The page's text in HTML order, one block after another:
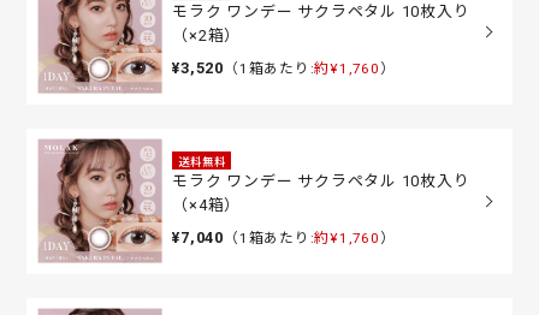
モラク ワンデー サクラペタル 10枚入り
（×2箱）
¥3,520 （1箱あたり:約¥1,760 ）
送料無料
モラク ワンデー サクラペタル 10枚入り
（×4箱）
¥7,040 （1箱あたり:約¥1,760 ）